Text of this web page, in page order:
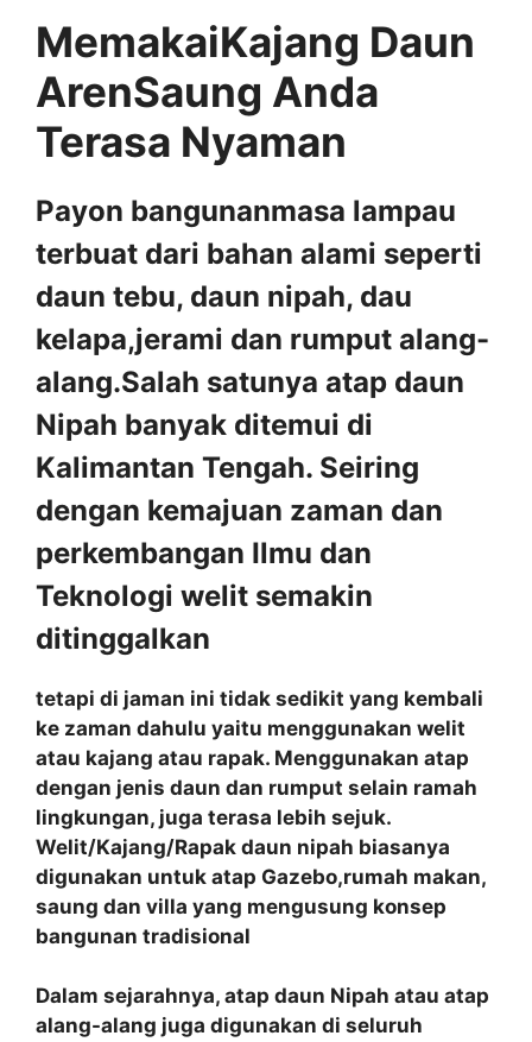
MemakaiKajang Daun
ArenSaung Anda
Terasa Nyaman
Payon bangunanmasa lampau
terbuat dari bahan alami seperti
daun tebu, daun nipah, dau
kelapa,jerami dan rumput alang-
alang.Salah satunya atap daun
Nipah banyak ditemui di
Kalimantan Tengah. Seiring
dengan kemajuan zaman dan
perkembangan Ilmu dan
Teknologi welit semakin
ditinggalkan
tetapi di jaman ini tidak sedikit yang kembali
ke zaman dahulu yaitu menggunakan welit
atau kajang atau rapak. Menggunakan atap
dengan jenis daun dan rumput selain ramah
lingkungan, juga terasa lebih sejuk.
Welit/Kajang/Rapak daun nipah biasanya
digunakan untuk atap Gazebo,rumah makan,
saung dan villa yang mengusung konsep
bangunan tradisional
Dalam sejarahnya, atap daun Nipah atau atap
alang-alang juga digunakan di seluruh